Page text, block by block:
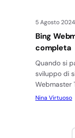
5 Agosto 2024
Bing
completa
Quando si
sviluppo di
Webmaster
per via del…
Nina Virtuoso